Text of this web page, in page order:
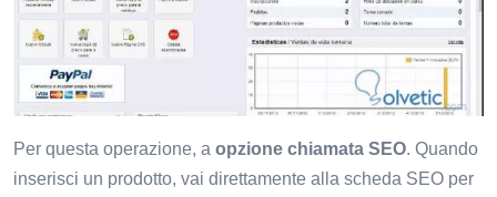
Per questa operazione, a opzione chiamata SEO. Quando
inserisci un prodotto, vai direttamente alla scheda SEO per